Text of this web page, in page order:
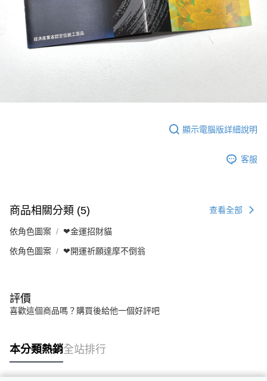
顯示電腦版詳細說明
客服
商品相關分類 (5) 查看全部
依角色圖案 ❤金運招財貓
依角色圖案 ❤開運祈願達摩不倒翁
評價
喜歡這個商品嗎？購買後給他一個好評吧
本分類熱銷全站排行